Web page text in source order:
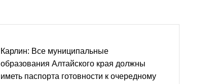
Карлин: Все муниципальные
образования Алтайского края должны
иметь паспорта готовности к очередному